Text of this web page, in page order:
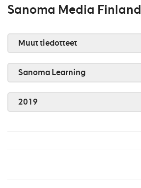
Sanoma Media Finland
Muut tiedotteet
Sanoma Learning
2019